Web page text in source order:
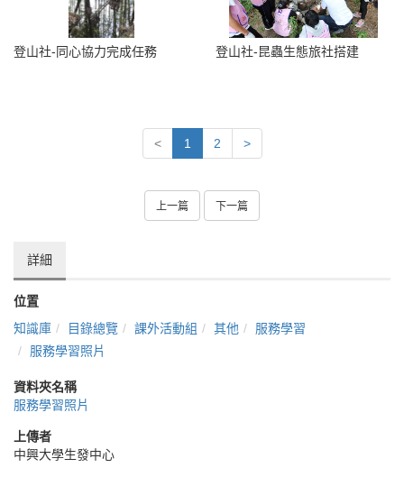
登山社-同心協力完成任務 登山社-昆蟲生態旅社搭建
< 1 2 >
上一篇 下一篇
詳細
位置
知識庫
目錄總覽 課外活動組 其他
服務學習
服務學習照片
資料夾名稱
服務學習照片
上傳者
中興大學生發中心